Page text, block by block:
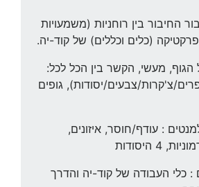
החיבור בין רוחניות (משמעויות
(כלים וכללים) של קוד-יה.
הגוף, מעשי, הקשר בין הכל לכל:
צ'קרות/צבעים/יסודות), גופים
: עודף/חוסר, איזונים,
4 היסודות
: כלי העבודה של קוד-יה והדרך